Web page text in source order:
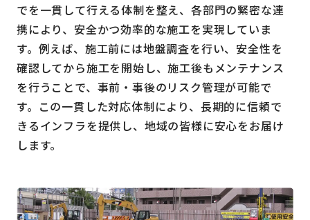
でを一貫して行える体制を整え、各部門の緊密な連
携により、安全かつ効率的な施工を実現していま
す。例えば、施工前には地盤調査を行い、安全性を
確認してから施工を開始し、施工後もメンテナンス
を行うことで、事前・事後のリスク管理が可能で
す。この一貫した対応体制により、長期的に信頼で
きるインフラを提供し、地域の皆様に安心をお届け
します。